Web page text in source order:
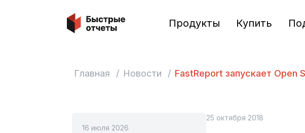
Быстрые отчеты Продукты Купить
Главная / Новости / FastReport запускает Open
25 октября 2018
16 июля 2026